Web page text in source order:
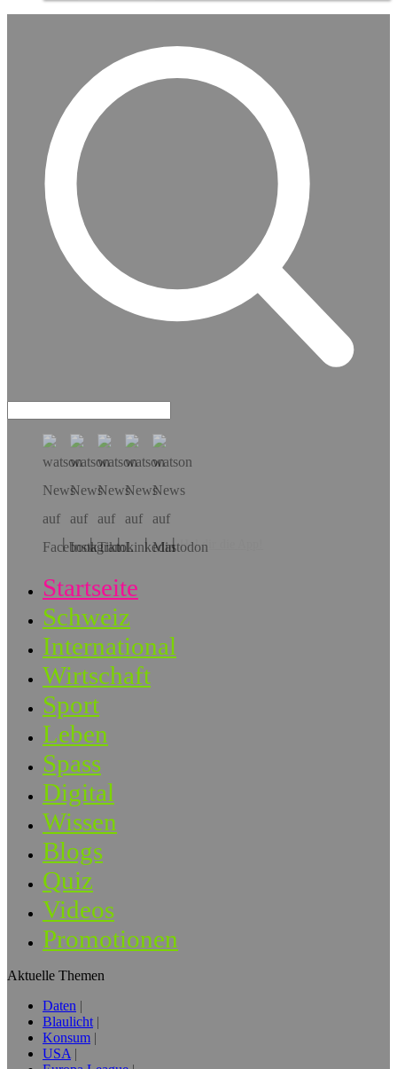
Hol dir die App!
Startseite
Schweiz
International
Wirtschaft
Sport
Leben
Spass
Digital
Wissen
Blogs
Quiz
Videos
Promotionen
Aktuelle Themen
Daten
Blaulicht
Konsum
USA